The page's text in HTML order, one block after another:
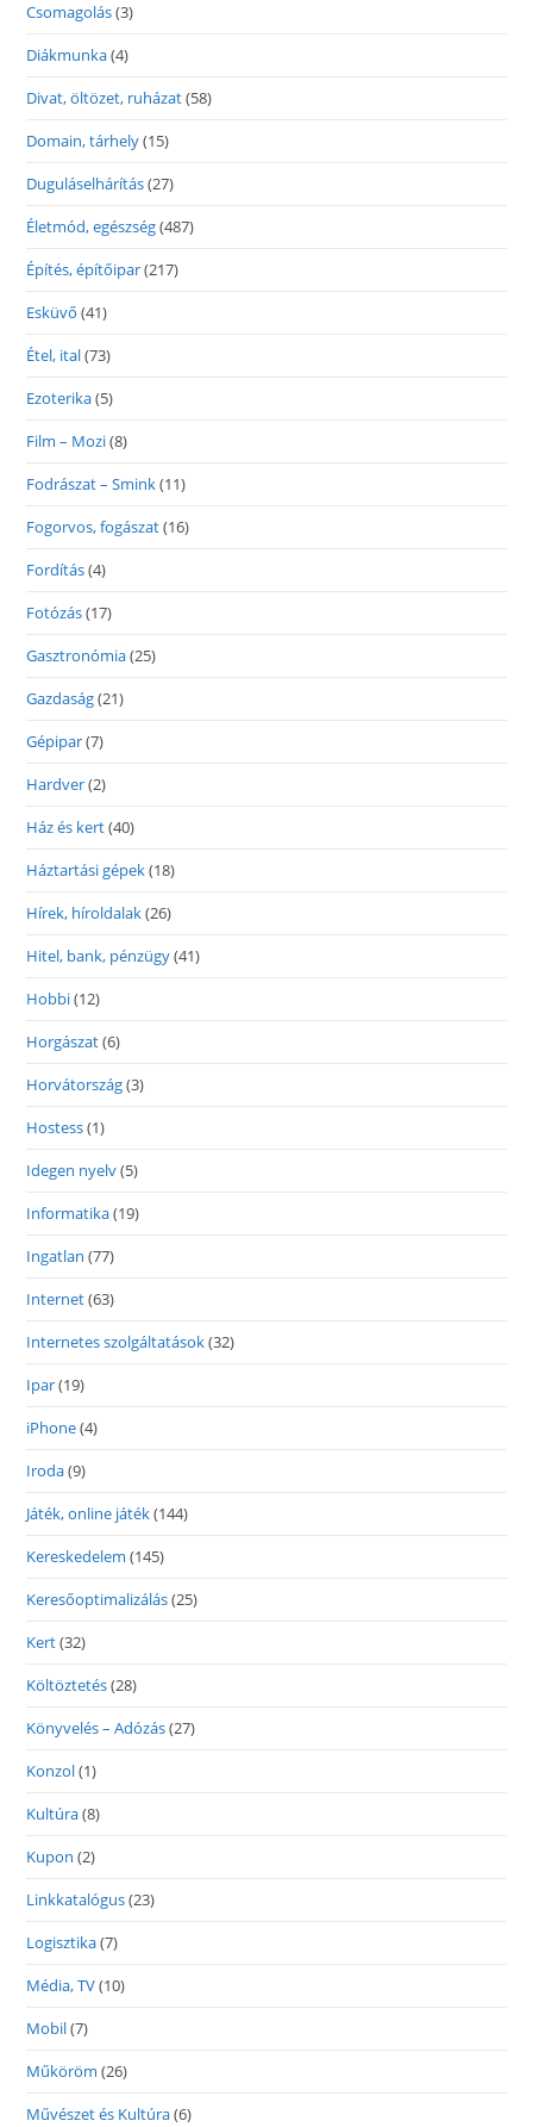
Csomagolás(3)
Diákmunka(4)
Divat, öltözet, ruházat(58)
Domain, tárhely(15)
Duguláselhárítás(27)
Életmód, egészség(487)
Építés, építőipar(217)
Esküvő (41)
Étel, ital(73)
Ezoterika(5)
Film – Mozi(8)
Fodrászat – Smink(11)
Fogorvos, fogászat(16)
Fordítás(4)
Fotózás(17)
Gasztronómia(25)
Gazdaság(21)
Gépipar(7)
Hardver(2)
Ház és kert(40)
Háztartási gépek(18)
Hírek, híroldalak(26)
Hitel, bank, pénzügy(41)
Hobbi(12)
Horgászat(6)
Horvátország(3)
Hostess(1)
Idegen nyelv(5)
Informatika(19)
Ingatlan (77)
Internet(63)
Internetes szolgáltatások(32)
Ipar(19)
iPhone(4)
Iroda(9)
Játék, online játék(144)
Kereskedelem (145)
Keresőoptimalizálás(25)
Kert(32)
Költöztetés(28)
Könyvelés – Adózás(27)
Konzol(1)
Kultúra(8)
Kupon (2)
Linkkatalógus(23)
Logisztika(7)
Média, TV(10)
Mobil(7)
Műköröm (26)
Művészet és Kultúra(6)